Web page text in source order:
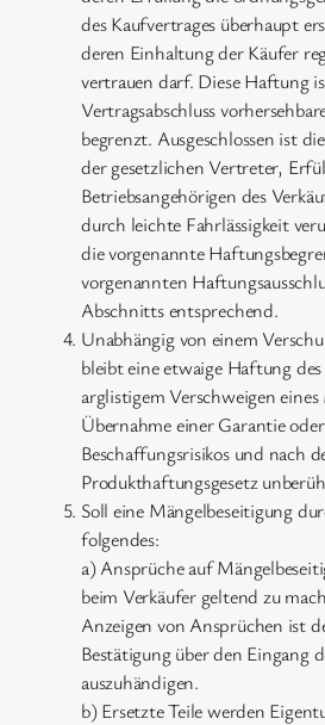
des Kaufvertrages überhaupt
deren Einhaltung der Käufer
vertrauen darf. Diese Haftung
Vertragsabschluss
begrenzt. Ausgeschlossen ist
der gesetzlichen Vertreter,
Betriebsangehörigen des
durch leichte Fahrlässigkeit
die vorgenannte
vorgenannten
Abschnitts entsprechend.
Unabhängig von einem
bleibt eine etwaige Haftung
arglistigem Verschweigen
Übernahme einer Garantie
Beschaffungsrisikos und nach
Produkthaftungsgesetz
Soll eine Mängelbeseitigung
folgendes:
a) Ansprüche auf
beim Verkäufer geltend zu
Anzeigen von Ansprüchen ist
Bestätigung über den Eingang
auszuhändigen.
b) Ersetzte Teile werden